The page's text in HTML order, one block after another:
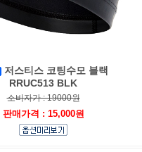
저스티스 코팅수모 블랙
RRUC513 BLK
소비자가 : 19000원
판매가격 : 15,000원